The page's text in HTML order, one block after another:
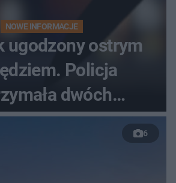
NOWE INFORMACJE
ugodzony ostrym
Policja
dwóch
6